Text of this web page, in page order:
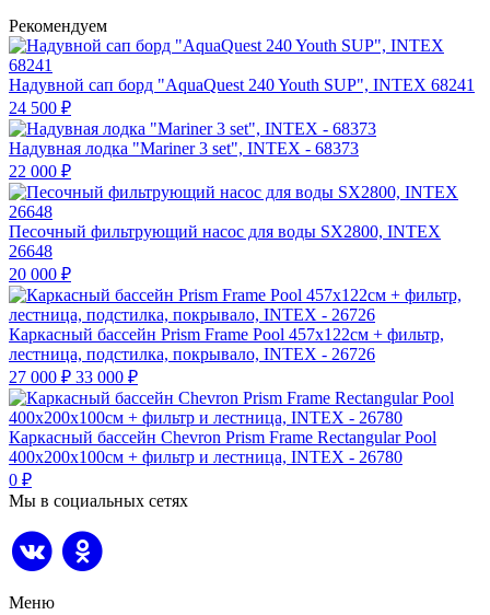
Рекомендуем
Надувной сап борд "AquaQuest 240 Youth SUP", INTEX 68241
24 500 ₽
Надувная лодка "Mariner 3 set", INTEX - 68373
22 000 ₽
Песочный фильтрующий насос для воды SX2800, INTEX
26648
20 000 ₽
Каркасный бассейн Prism Frame Pool 457х122см + фильтр,
лестница, подстилка, покрывало, INTEX - 26726
27 000 ₽ 33 000 ₽
Каркасный бассейн Chevron Prism Frame Rectangular Pool
400х200х100см + фильтр и лестница, INTEX - 26780
0 ₽
Мы в социальных сетях
Меню